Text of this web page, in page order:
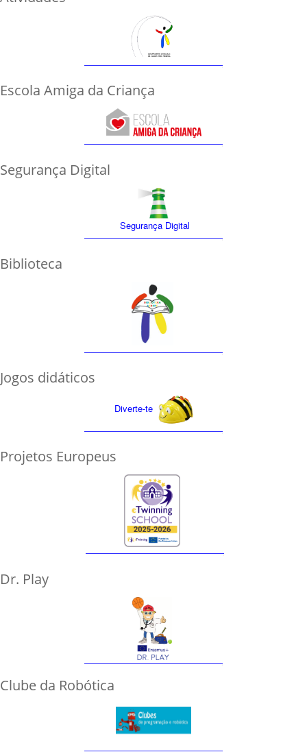
Escola Amiga da Criança
Segurança Digital
Segurança Digital
Biblioteca
Jogos didáticos
Diverte-te
Projetos Europeus
Dr. Play
Clube da Robótica